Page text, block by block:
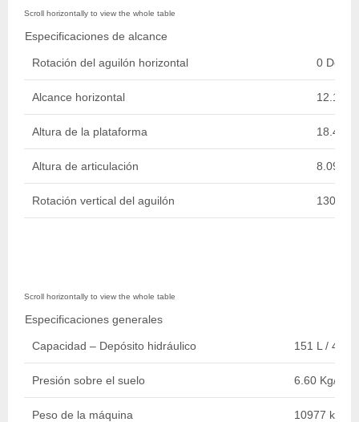
Especificaciones de alcance
Rotación del aguilón horizontal 0
Alcance horizontal 12.10
Altura de la plataforma 18.46
Altura de articulación 8.09 m
Rotación vertical del aguilón 130
Especificaciones generales
Capacidad – Depósito hidráulico 151 L / 40
Presión sobre el suelo 6.60 Kg/cm2
Peso de la máquina 10977 kg /